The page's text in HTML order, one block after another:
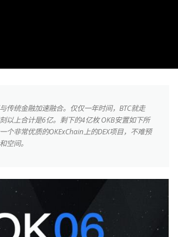
传统金融加速融合。仅仅一年时间，BTC就走
以上合计是6亿。剩下的4亿枚 OKB安置如下所
个非常优质的OKExChain上的DEX项目，不难预
空间。